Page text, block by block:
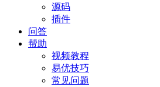
源码
插件
问答
帮助
视频教程
易优技巧
常见问题